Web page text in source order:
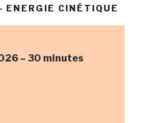
ENERGIE CINÉTIQUE
– 30 minutes